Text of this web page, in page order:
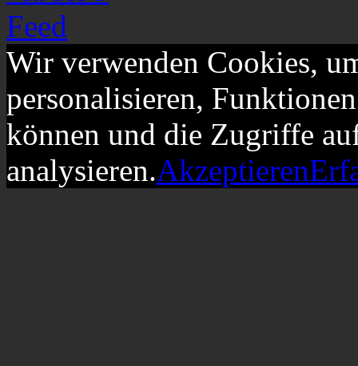
Wir verwenden Cookies,
personalisieren,
können und die Zugriffe
analysieren.Akzeptieren